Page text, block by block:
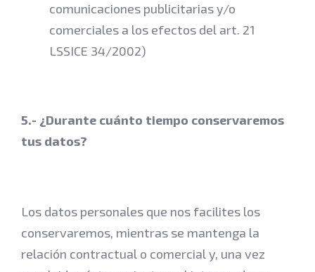
comunicaciones publicitarias y/o
comerciales a los efectos del art. 21
LSSICE 34/2002)
5.- ¿Durante cuánto tiempo conservaremos
tus datos?
Los datos personales que nos facilites los
conservaremos, mientras se mantenga la
relación contractual o comercial y, una vez